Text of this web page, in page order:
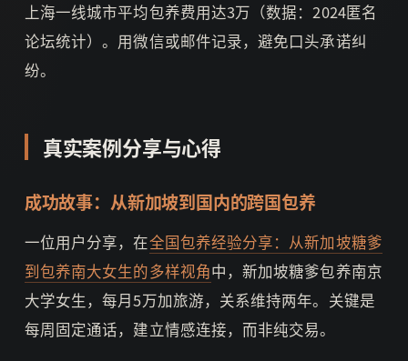
上海一线城市平均包养费用达3万（数据：2024匿名
论坛统计）。用微信或邮件记录，避免口头承诺纠
纷。
真实案例分享与心得
成功故事：从新加坡到国内的跨国包养
一位用户分享，在全国包养经验分享：从新加坡糖爹
到包养南大女生的多样视角中，新加坡糖爹包养南京
大学女生，每月5万加旅游，关系维持两年。关键是
每周固定通话，建立情感连接，而非纯交易。